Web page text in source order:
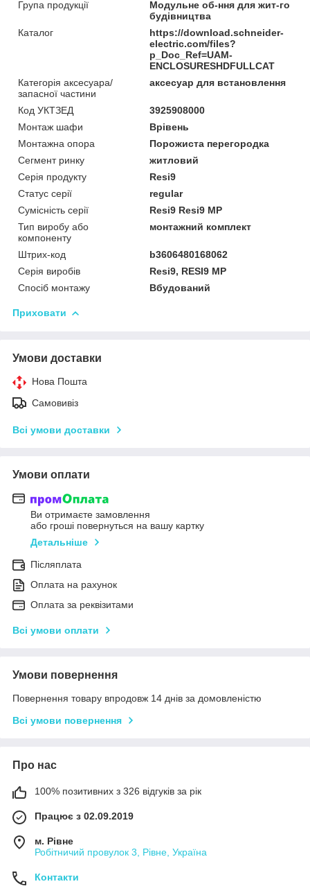
Група продукції
Модульне об-ння для жит-го
будівництва
Каталог
https://download.schneider-
electric.com/files?
p_Doc_Ref=UAM-
ENCLOSURESHDFULLCAT
Категорія аксесуара/
запасної частини
аксесуар для встановлення
Код УКТЗЕД
3925908000
Монтаж шафи
Врівень
Монтажна опора
Порожиста перегородка
Сегмент ринку
житловий
Серія продукту
Resi9
Статус серії
regular
Сумісність серії
Resi9 Resi9 MP
Тип виробу або
компоненту
монтажний комплект
Штрих-код
b3606480168062
Серія виробів
Resi9, RESI9 MP
Спосіб монтажу
Вбудований
Приховати
Умови доставки
Нова Пошта
Самовивіз
Всі умови доставки
Умови оплати
Ви отримаєте замовлення
або гроші повернуться на вашу картку
Детальніше
Післяплата
Оплата на рахунок
Оплата за реквізитами
Всі умови оплати
Умови повернення
Повернення товару впродовж 14 днів за домовленістю
Всі умови повернення
Про нас
100% позитивних з 326 відгуків за рік
Працює з 02.09.2019
м. Рівне
Робітничий провулок 3, Рівне, Україна
Контакти